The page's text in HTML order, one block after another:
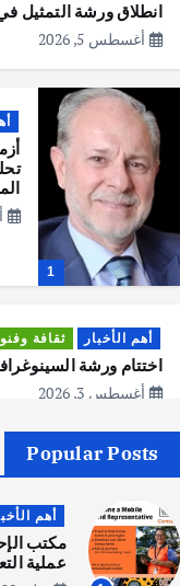
انطلاق ورشة التمثيل في
أغسطس 5, 2026
1
أهم الأخبار ثقافة
اختتام ورشة
أغسطس 3, 2026
Popular Posts
أهم
عملية التعداد